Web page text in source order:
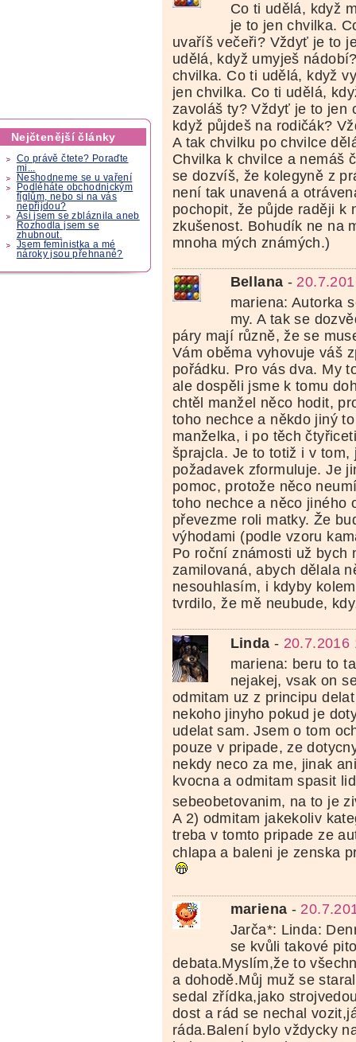
Nejčtenější články
Co právě čtete? Poraďte
mi...
Neshodneme se u vaření
Podléháte obchodnickým
fíglům, nebo si na vás
nepřijdou?
Asi jsem se zbláznila aneb
Rozhodla jsem se
zhubnout.
Jsem feministka a mé
nároky jsou přehnané?
Co ti udělá, když
je to jen chvilka.
uvaříš večeři? Vždyť je to
udělá, když umyješ
chvilka. Co ti udělá, když
jen chvilka. Co ti udělá,
zavoláš ty? Vždyť je to jen
když půjdeš na rodičák?
A tak chvilku po chvilce
Chvilka k chvilce a nemáš
se dozvíš, že kolegyně z
není tak unavená a
pochopit, že půjde raději k
zkušenost. Bohudík ne na
mnoha mých známých.)
Bellana -
mariena: Autorka
my. A tak se
páry mají různě, že se
Vám oběma vyhovuje váš
pořádku. Pro vás dva. My
ale dospěli jsme k tomu
chtěl manžel něco hodit,
toho nechce a někdo jiný
manželka, i po těch
šprajcla. Je to totiž i v tom,
požadavek zformuluje. Je
pomoc, protože něco
toho nechce a něco jiného
převezme roli matky. Že
výhodami (podle vzoru
Po roční známosti už bych
zamilovaná, abych dělala
nesouhlasím, i kdyby
tvrdilo, že mě neubude,
Linda - 20.7.2016
mariena: beru to
nejakej, vsak on
odmitam uz z principu
nekoho jinyho pokud je
udelat sam. Jsem o tom
pouze v pripade, ze
nekdy neco za me, jinak
kvocna a odmitam spasit
sebeobetovanim, na to je
A 2) odmitam jakekoliv
treba v tomto pripade ze
chlapa a baleni je zenska
mariena -
Jarča*: Linda:
se kvůli takové
debata.Myslím,že to
a dohodě.Můj muž se
sedal zřídka,jako
dost a rád se nechal
ráda.Balení bylo vždycky